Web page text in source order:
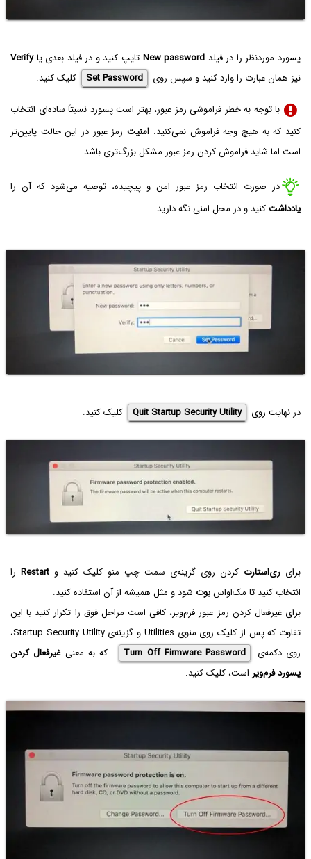
پسورد موردنظر را در فیلد New password تایپ کنید و در فیلد بعدی یاVerify
نیز همان عبارت را وارد کنید و سپس روی
Set Password کلیک کنید.
با توجه به خطر فراموشی رمز عبور، بهتر است پسورد نسبتاً ساده‌ای انتخاب
کنید که به هیچ وجه فراموش نمی‌کنید. امنیترمز عبور در این حالت پایین‌تر
است اما شاید فراموش کردن رمز عبور مشکل بزرگ‌تری باشد.
در صورت انتخاب رمز عبور امن و پیچیده، توصیه می‌شود که آن را
یادداشتکنید و در محل امنی نگه دارید.
در نهایت روی Quit Startup Security Utility کلیک کنید.
برای ری‌استارت کردن روی گزینه‌ی سمت چپ منو کلیک کنید و Restart‌ را
انتخاب کنید تا مک‌او‌اسبوت شود و مثل همیشه از آن استفاده کنید.
برای غیرفعال کردن رمز عبور فرم‌ویر، کافی است مراحل فوق را تکرار کنید با این
تفاوت که پس از کلیک روی منوی Utilities و گزینه‌ی Startup Security Utility،
روی دکمه‌ی
Turn Off Firmware Password که به معنیغیرفعال کردن
پسورد فرم‌ویر است، کلیک کنید.